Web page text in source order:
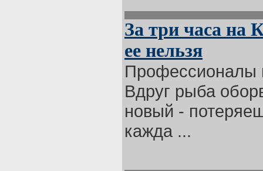
За три часа на
ее нельзя
Профессионалы
Вдруг рыба
новый -
кажда ...